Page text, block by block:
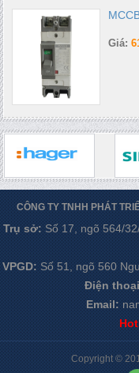
Giá:
CÔNG TY TNHH PHÁT
Trụ sở:Số 17, ngõ 564/
VPGD:Số 51, ngõ 560
Điện
Email:
Copyright ©